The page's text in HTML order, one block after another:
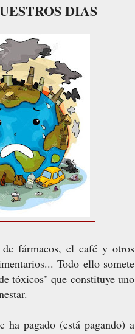
DIAS
fármacos, el café y otros
Todo ello somete
tóxicos" que constituye uno
pagado (está pagando) a